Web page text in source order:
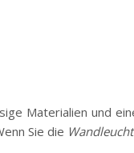
Materialien und
Sie die